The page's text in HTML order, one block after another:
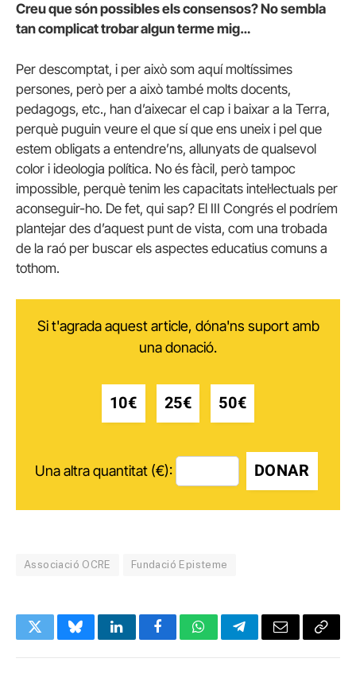
Creu que són possibles els consensos? No sembla
tan complicat trobar algun terme mig…
Per descomptat, i per això som aquí moltíssimes
persones, però per a això també molts docents,
pedagogs, etc., han d’aixecar el cap i baixar a la Terra,
perquè puguin veure el que sí que ens uneix i pel que
estem obligats a entendre’ns, allunyats de qualsevol
color i ideologia política. No és fàcil, però tampoc
impossible, perquè tenim les capacitats intel·lectuals per
aconseguir-ho. De fet, qui sap? El III Congrés el podríem
plantejar des d’aquest punt de vista, com una trobada
de la raó per buscar els aspectes educatius comuns a
tothom.
Si t'agrada aquest article, dóna'ns suport amb
una donació.
10€ 25€ 50€
Una altra quantitat (€): DONAR
Associació OCRE Fundació Episteme
TwitterBlueskyLinkedInFacebookWhatsAppTelegramEmail Copy